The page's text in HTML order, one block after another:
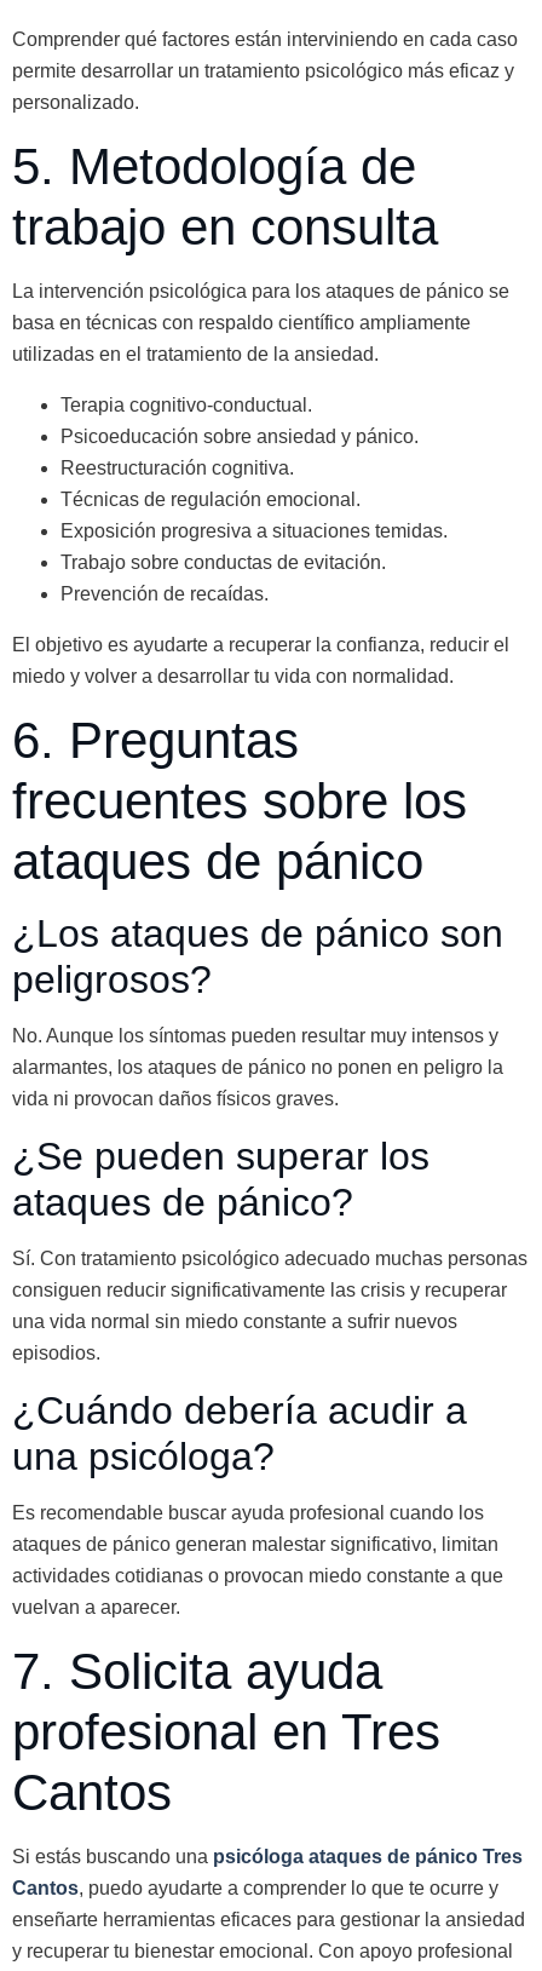
Comprender qué factores están interviniendo en cada caso
permite desarrollar un tratamiento psicológico más eficaz y
personalizado.
5. Metodología de
trabajo en consulta
La intervención psicológica para los ataques de pánico se
basa en técnicas con respaldo científico ampliamente
utilizadas en el tratamiento de la ansiedad.
Terapia cognitivo-conductual.
Psicoeducación sobre ansiedad y pánico.
Reestructuración cognitiva.
Técnicas de regulación emocional.
Exposición progresiva a situaciones temidas.
Trabajo sobre conductas de evitación.
Prevención de recaídas.
El objetivo es ayudarte a recuperar la confianza, reducir el
miedo y volver a desarrollar tu vida con normalidad.
6. Preguntas
frecuentes sobre los
ataques de pánico
¿Los ataques de pánico son
peligrosos?
No. Aunque los síntomas pueden resultar muy intensos y
alarmantes, los ataques de pánico no ponen en peligro la
vida ni provocan daños físicos graves.
¿Se pueden superar los
ataques de pánico?
Sí. Con tratamiento psicológico adecuado muchas personas
consiguen reducir significativamente las crisis y recuperar
una vida normal sin miedo constante a sufrir nuevos
episodios.
¿Cuándo debería acudir a
una psicóloga?
Es recomendable buscar ayuda profesional cuando los
ataques de pánico generan malestar significativo, limitan
actividades cotidianas o provocan miedo constante a que
vuelvan a aparecer.
7. Solicita ayuda
profesional en Tres
Cantos
Si estás buscando una psicóloga ataques de pánico Tres
Cantos, puedo ayudarte a comprender lo que te ocurre y
enseñarte herramientas eficaces para gestionar la ansiedad
y recuperar tu bienestar emocional. Con apoyo profesional